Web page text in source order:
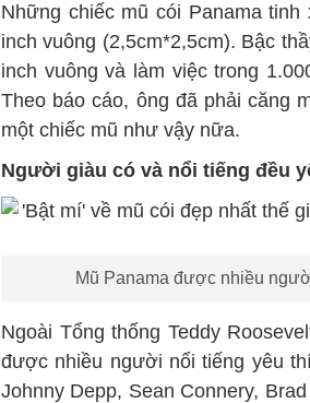
Những chiếc mũ cói Panama
inch vuông (2,5cm*2,5cm). Bậc
inch vuông và làm việc trong
Theo báo cáo, ông đã phải căng
một chiếc mũ như vậy nữa.
Người giàu có và nổi tiếng đều
Mũ Panama được nhiều
Ngoài Tổng thống Teddy
được nhiều người nổi tiếng yêu
Johnny Depp, Sean Connery,